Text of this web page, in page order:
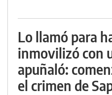
Lo llamó para
inmovilizó con
apuñaló:
el crimen de